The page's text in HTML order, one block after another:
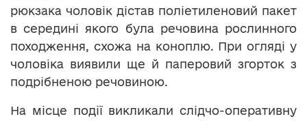
рюкзака чоловік дістав поліетиленовий пакет
в середині якого була речовина рослинного
походження, схожа на коноплю. При огляді у
чоловіка виявили ще й паперовий згорток з
подрібненою речовиною.
На місце події викликали слідчо-оперативну